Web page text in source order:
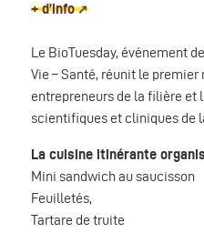
+ d’info
Le BioTuesday, événement
Vie – Santé, réunit le
entrepreneurs de la filière et
scientifiques et cliniques de
La cuisine itinérante
Mini sandwich au saucisson
Feuilletés,
Tartare de truite